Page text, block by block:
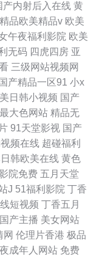
产内射后入在线 黄
精品欧美精品v 欧美
午夜福利影院 欧美
无码 四虎四房 亚
三级网站视频网
国产精品一区91 小x
日韩小视频 国产
大色网站 精品无
91天堂影视 国产
频在线 超碰福利
日韩欧美在线 黄色
院免费 五月天堂
J 51福利影院 丁香
短视频 丁香五月
产主播 美女网站
网 伦理片香港 极品
成年人网站 免费